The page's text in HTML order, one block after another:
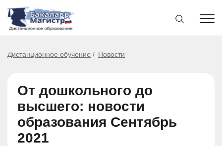
Дистанционное обучение Новости
От дошкольного до
высшего: новости
образования Сентябрь
2021